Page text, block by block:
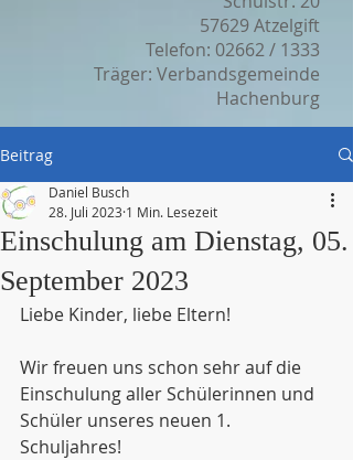
57629 Atzelgift
Telefon: 02662 / 1333
Träger: Verbandsgemeinde
Hachenburg
Beitrag
Einschulung am Dienstag, 05.
September 2023
Daniel Busch
28. Juli 2023 1 Min. Lesezeit
Liebe Kinder, liebe Eltern!
Wir freuen uns schon sehr auf die
Einschulung aller Schülerinnen und
Schüler unseres neuen 1.
Schuljahres!